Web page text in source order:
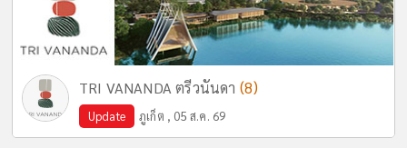
TRI VANANDA ตรีวนันดา (8)
Update ภูเก็ต , 05 ส.ค. 69